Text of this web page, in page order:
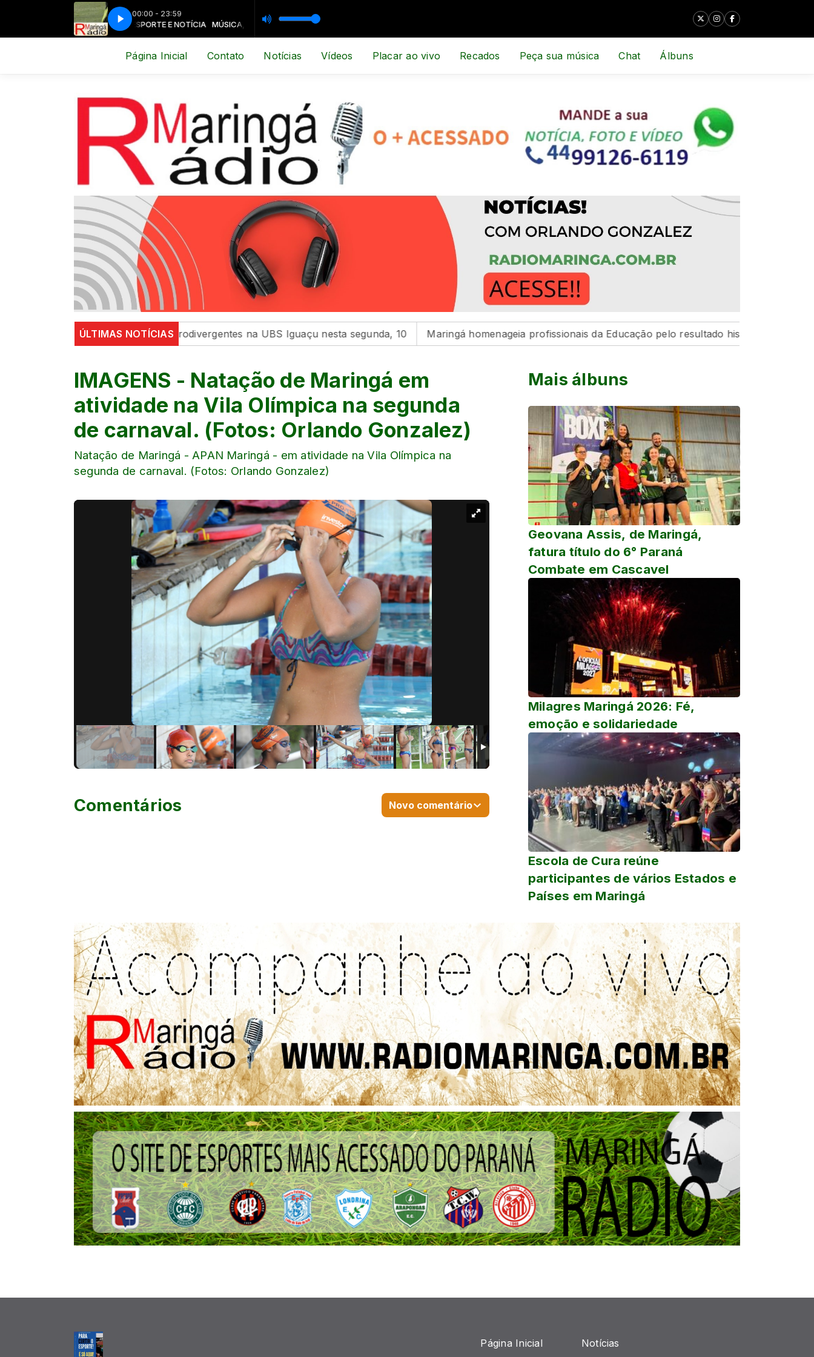
00:00 - 23:59
MÚSICA, ESPORTE E NOTÍCIA MÚSICA, ESPORTE E NOTÍCIA
Página Inicial Contato Notícias Vídeos Placar ao vivo Recados Peça sua música Chat Álbuns
ÚLTIMAS NOTÍCIAS
sala para pacientes neurodivergentes na UBS Iguaçu nesta segunda, 10 Maringá homenageia profissionais da Educação pelo resultado histórico de 7,4 no Ideb
IMAGENS - Natação de Maringá em
atividade na Vila Olímpica na segunda
de carnaval. (Fotos: Orlando Gonzalez)
Natação de Maringá - APAN Maringá - em atividade na Vila Olímpica na
segunda de carnaval. (Fotos: Orlando Gonzalez)
Mais álbuns
Geovana Assis, de Maringá,
fatura título do 6° Paraná
Combate em Cascavel
Milagres Maringá 2026: Fé,
emoção e solidariedade
Escola de Cura reúne
participantes de vários Estados e
Países em Maringá
Comentários Novo comentário
Página Inicial Notícias